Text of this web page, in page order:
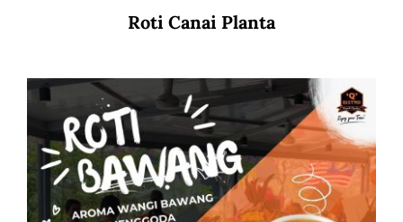
Roti Canai Planta